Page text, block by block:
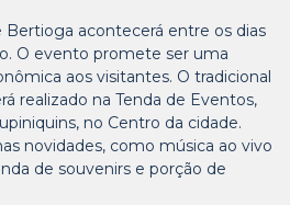
Bertioga acontecerá entre os dias
O evento promete ser uma
aos visitantes. O tradicional
realizado na Tenda de Eventos,
no Centro da cidade.
novidades, como música ao vivo
de souvenirs e porção de